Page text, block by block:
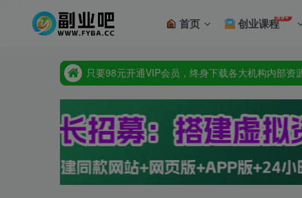
首页 创业课程99+
只要98元开通VIP会员，终身下载各大机构内部
点此査看:站长同款主题，超强SEO,超强收录，
只要98元开通VIP会员，终身下载各大机构内部